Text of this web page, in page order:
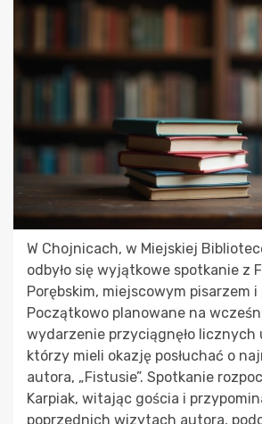
W Chojnicach, w Miejskiej
odbyło się wyjątkowe spotkanie z
Porębskim, miejscowym pisarzem
Początkowo planowane na
wydarzenie przyciągnęło licznych
którzy mieli okazję posłuchać o
autora, „Fistusie”. Spotkanie
Karpiak, witając gościa i
poprzednich wizytach autora,